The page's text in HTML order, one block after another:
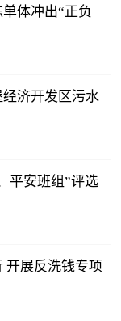
体冲出“正负
济开发区污水
平安班组”评选
开展反洗钱专项